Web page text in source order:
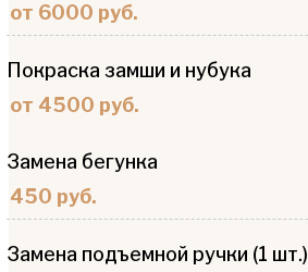
от 6000 руб.
Покраска замши и нубука
от 4500 руб.
Замена бегунка
450 руб.
Замена подъемной ручки (1 шт.)